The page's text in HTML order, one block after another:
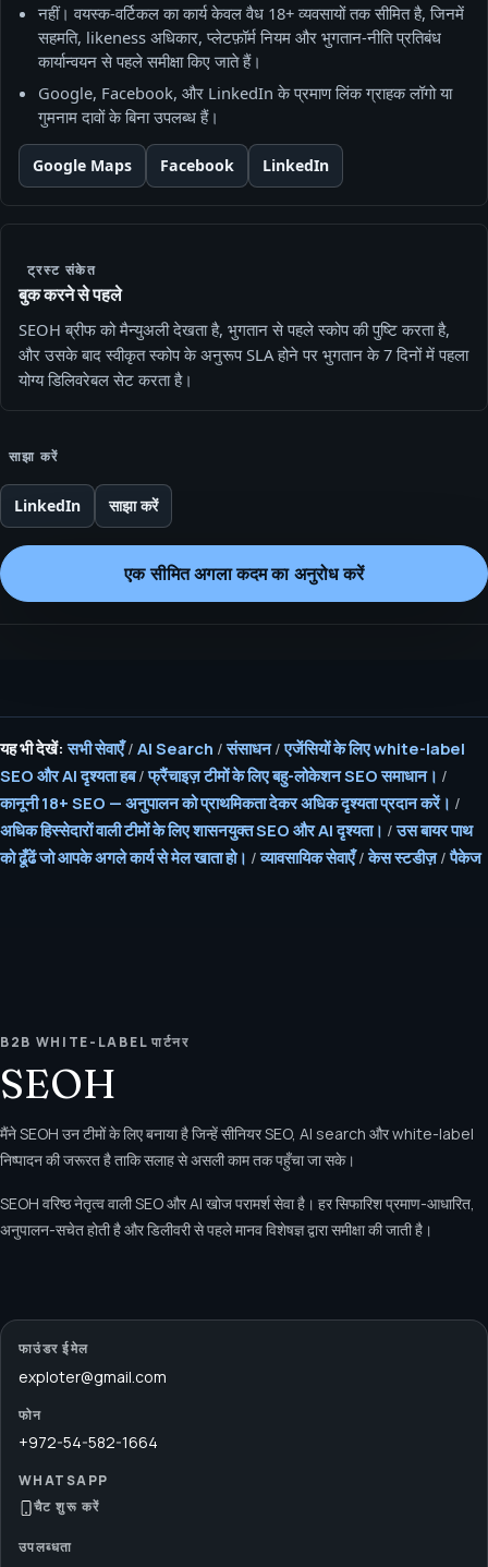
नहीं। वयस्क-वर्टिकल का कार्य केवल वैध 18+ व्यवसायों तक सीमित है, जिनमें
सहमति, likeness अधिकार, प्लेटफ़ॉर्म नियम और भुगतान-नीति प्रतिबंध
कार्यान्वयन से पहले समीक्षा किए जाते हैं।
Google, Facebook, और LinkedIn के प्रमाण लिंक ग्राहक लॉगो या
गुमनाम दावों के बिना उपलब्ध हैं।
Google Maps Facebook LinkedIn
ट्रस्ट संकेत
बुक करने से पहले
SEOH ब्रीफ को मैन्युअली देखता है, भुगतान से पहले स्कोप की पुष्टि करता है,
और उसके बाद स्वीकृत स्कोप के अनुरूप SLA होने पर भुगतान के 7 दिनों में पहला
योग्य डिलिवरेबल सेट करता है।
साझा करें
LinkedIn साझा करें
एक सीमित अगला कदम का अनुरोध करें
यह भी देखें: सभी सेवाएँ/ AI Search /संसाधन/एजेंसियों के लिए white-label
SEO और AI दृश्यता हब/फ्रैंचाइज़ टीमों के लिए बहु-लोकेशन SEO समाधान। /
कानूनी 18+ SEO — अनुपालन को प्राथमिकता देकर अधिक दृश्यता प्रदान करें। /
अधिक हिस्सेदारों वाली टीमों के लिए शासनयुक्त SEO और AI दृश्यता। /उस बायर पाथ
को ढूँढें जो आपके अगले कार्य से मेल खाता हो। /व्यावसायिक सेवाएँ/केस स्टडीज़/पैकेज
B2B WHITE-LABEL पार्टनर
SEOH
मैंने SEOH उन टीमों के लिए बनाया है जिन्हें सीनियर SEO, AI search और white-label
निष्पादन की जरूरत है ताकि सलाह से असली काम तक पहुँचा जा सके।
SEOH वरिष्ठ नेतृत्व वाली SEO और AI खोज परामर्श सेवा है। हर सिफारिश प्रमाण-आधारित,
अनुपालन-सचेत होती है और डिलीवरी से पहले मानव विशेषज्ञ द्वारा समीक्षा की जाती है।
फाउंडर ईमेल
exploter@gmail.com
फोन
+972-54-582-1664
WHATSAPP
चैट शुरू करें
उपलब्धता